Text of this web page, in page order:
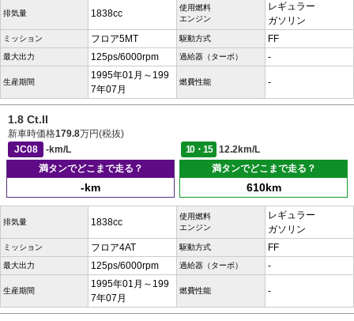
排気量 1838cc
使用燃料
エンジン
レギュラー
ガソリン
ミッション フロア5MT 駆動方式 FF
最大出力 125ps/6000rpm 過給器（ターボ） -
生産期間
1995年01月～199
7年07月
燃費性能 -
1.8 Ct.II
新車時価格179.8万円(税抜)
JC08
-km/L 10・15
12.2km/L
満タンでどこまで走る？
-km
満タンでどこまで走る？
610km
排気量 1838cc
使用燃料
エンジン
レギュラー
ガソリン
ミッション フロア4AT 駆動方式 FF
最大出力 125ps/6000rpm 過給器（ターボ） -
生産期間
1995年01月～199
7年07月
燃費性能 -